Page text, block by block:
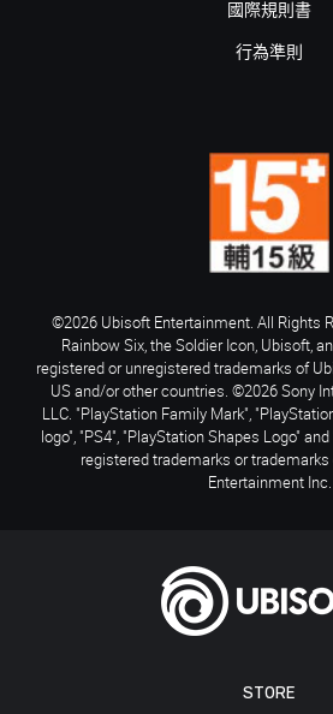
STORE
國際規則書
行為準則
©2026 Ubisoft Entertainment. All Rights
Rainbow Six, the Soldier Icon, Ubisoft,
registered or unregistered trademarks of
US and/or other countries. ©2026 Sony
LLC. "PlayStation Family Mark",
logo", "PS4", "PlayStation Shapes Logo"
registered trademarks or
Entertainment Inc.